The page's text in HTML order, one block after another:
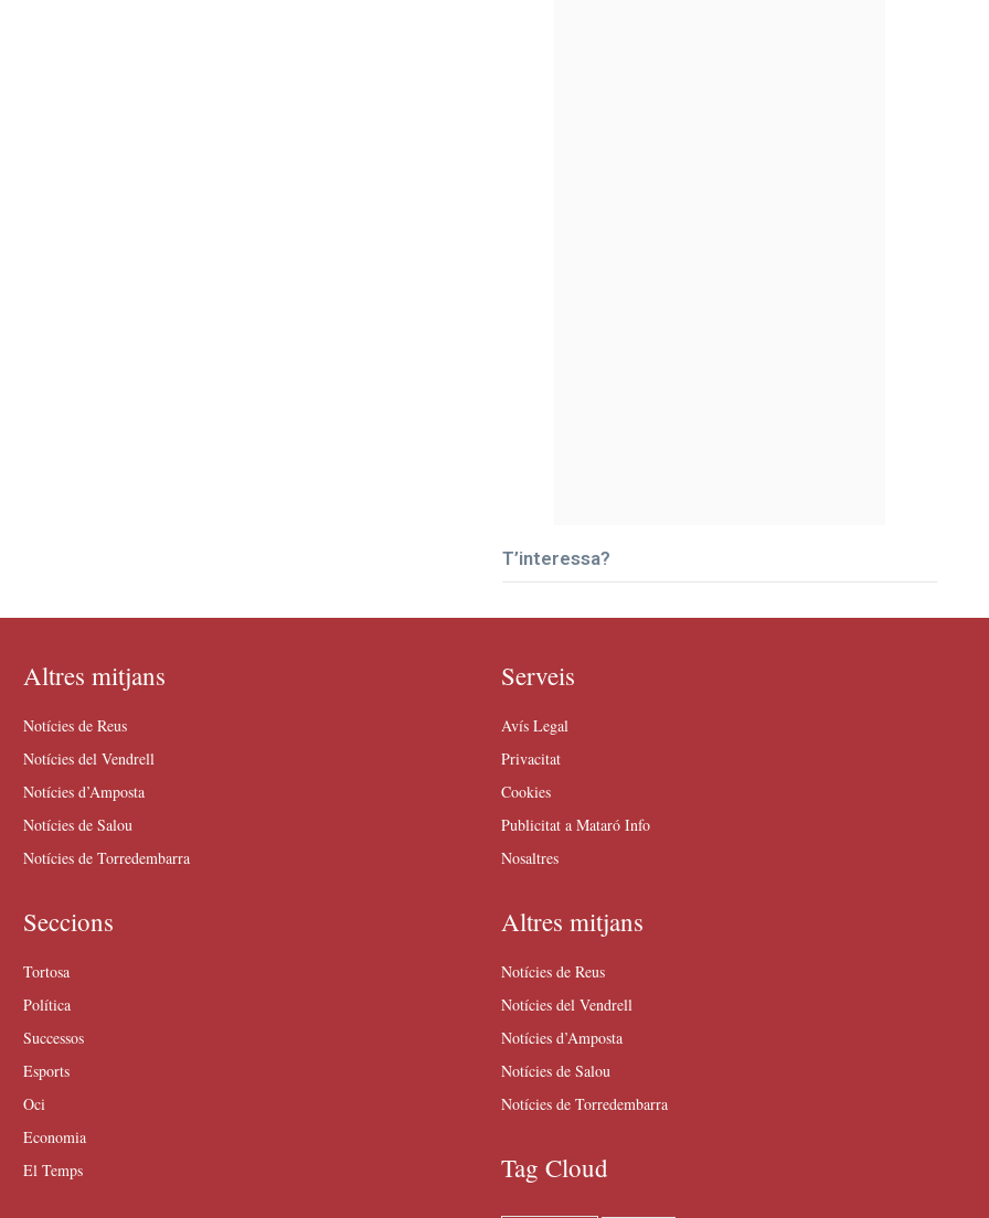
T’interessa?
Altres mitjans
Notícies de Reus
Notícies del Vendrell
Notícies d’Amposta
Notícies de Salou
Notícies de Torredembarra
Seccions
Tortosa
Política
Successos
Esports
Oci
Economia
El Temps
Serveis
Avís Legal
Privacitat
Cookies
Publicitat a Mataró Info
Nosaltres
Altres mitjans
Notícies de Reus
Notícies del Vendrell
Notícies d’Amposta
Notícies de Salou
Notícies de Torredembarra
Tag Cloud